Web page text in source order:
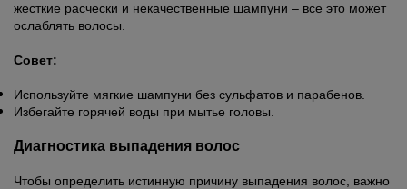
жесткие расчески и некачественные шампуни – все это может
ослаблять волосы.
Совет:
Используйте мягкие шампуни без сульфатов и парабенов.
Избегайте горячей воды при мытье головы.
Диагностика выпадения волос
Чтобы определить истинную причину выпадения волос, важно